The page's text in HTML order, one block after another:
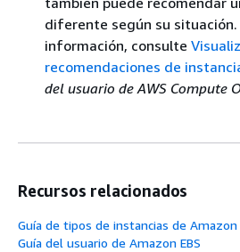
diferente según su situación.
información, consulte
recomendaciones de
del usuario de AWS Compute
Recursos relacionados
Guía de tipos de instancias de Amazon
Guía del usuario de Amazon EBS